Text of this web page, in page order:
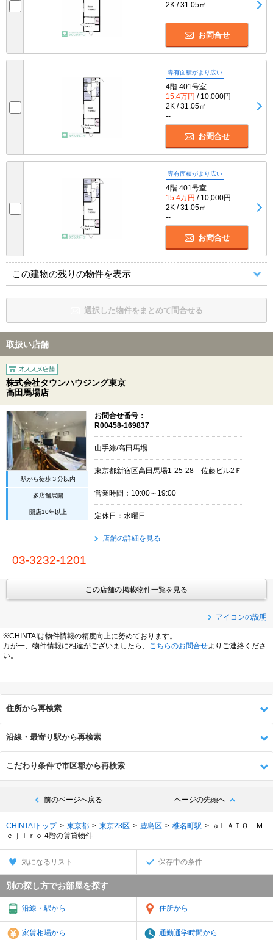
2K / 31.05㎡
--
お問合せ
専有面積がより広い
4階 401号室
15.4万円 / 10,000円
2K / 31.05㎡
--
お問合せ
専有面積がより広い
4階 401号室
15.4万円 / 10,000円
2K / 31.05㎡
--
お問合せ
この建物の残りの物件を表示
選択した物件をまとめて問合せる
取扱い店舗
株式会社タウンハウジング東京
高田馬場店
駅から徒歩３分以内
多店舗展開
開店10年以上
お問合せ番号：
R00458-169837
山手線/高田馬場
東京都新宿区高田馬場1-25-28 佐藤ビル2Ｆ
営業時間：10:00～19:00
定休日：水曜日
店舗の詳細を見る
03-3232-1201
この店舗の掲載物件一覧を見る
アイコンの説明
※CHINTAIは物件情報の精度向上に努めております。
万が一、物件情報に相違がございましたら、
こちらのお問合せよりご連絡くださ
い。
住所から再検索
沿線・最寄り駅から再検索
こだわり条件で市区郡から再検索
前のページへ戻る ページの先頭へ
CHINTAIトップ 東京都 東京23区 豊島区 椎名町駅
ａＬＡＴＯ Ｍ
ｅｊｉｒｏ 4階の賃貸物件
気になるリスト 保存中の条件
別の探し方でお部屋を探す
沿線・駅から 住所から
家賃相場から 通勤通学時間から